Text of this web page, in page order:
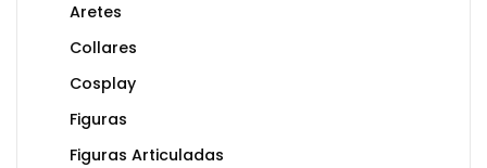
Aretes
Collares
Cosplay
Figuras
Figuras Articuladas